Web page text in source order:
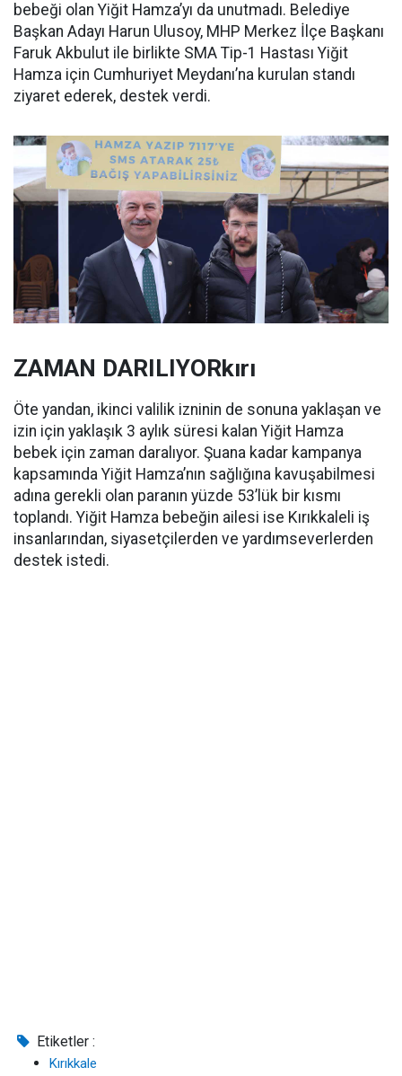
bebeği olan Yiğit Hamza’yı da unutmadı. Belediye
Başkan Adayı Harun Ulusoy, MHP Merkez İlçe Başkanı
Faruk Akbulut ile birlikte SMA Tip-1 Hastası Yiğit
Hamza için Cumhuriyet Meydanı’na kurulan standı
ziyaret ederek, destek verdi.
ZAMAN DARILIYORkırı
Öte yandan, ikinci valilik izninin de sonuna yaklaşan ve
izin için yaklaşık 3 aylık süresi kalan Yiğit Hamza
bebek için zaman daralıyor. Şuana kadar kampanya
kapsamında Yiğit Hamza’nın sağlığına kavuşabilmesi
adına gerekli olan paranın yüzde 53’lük bir kısmı
toplandı. Yiğit Hamza bebeğin ailesi ise Kırıkkaleli iş
insanlarından, siyasetçilerden ve yardımseverlerden
destek istedi.
Etiketler :
Kırıkkale